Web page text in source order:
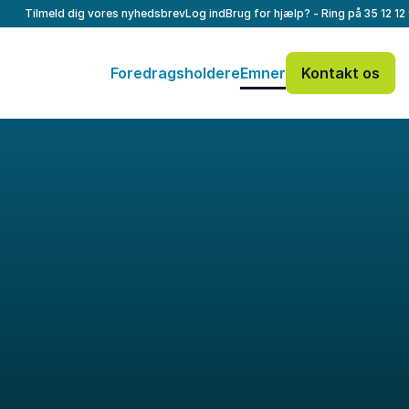
Tilmeld dig vores nyhedsbrevLog indBrug for hjælp? - Ring på 35 12
ForedragsholdereEmner Kontakt os